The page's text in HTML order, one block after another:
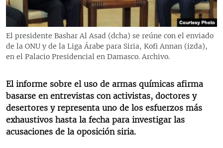
RADIO MARTÍ
ESPECIALES
ESPECIALES
SER VIEJO EN CUBA
KENTU-CUBANO
LOS SANTOS DE HIALEAH
DESINFORMACIÓN RUSA EN AMÉRICA LATINA
MULTIMEDIA
EDITORIALES
SÍGUENOS
El presidente Bashar Al Asad (dcha) se reúne con el enviado
de la ONU y de la Liga Árabe para Siria, Kofi Annan (izda),
en el Palacio Presidencial en Damasco. Archivo.
El informe sobre el uso de armas químicas afirma
basarse en entrevistas con activistas, doctores y
desertores y representa uno de los esfuerzos más
exhaustivos hasta la fecha para investigar las
acusaciones de la oposición siria.